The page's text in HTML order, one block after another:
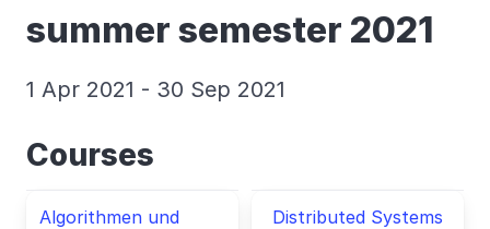
summer semester 2021
1 Apr 2021 - 30 Sep 2021
Courses
Algorithmen und
Distributed Systems